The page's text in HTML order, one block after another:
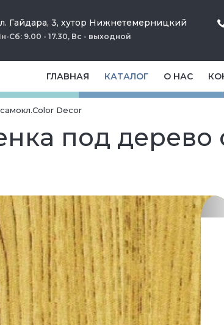
Гайдара, 3, хутор Нижнетемерницкий
Сб: 9.00 - 17.30, Вс - выходной
ГЛАВНАЯ КАТАЛОГ О НАС
Decor
под дерево